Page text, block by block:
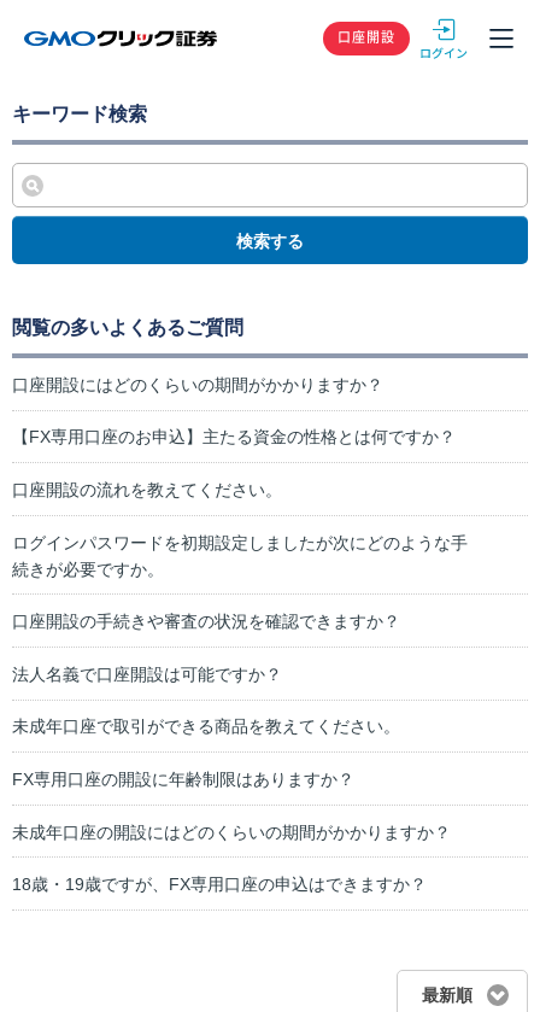
GMOクリック
口座開設
キーワード検索
検索する
閲覧の多いよくあるご質問
口座開設にはどのくらいの期間がかかりますか？
【FX専用口座のお申込】主たる資金の性格とは何ですか？
口座開設の流れを教えてください。
ログインパスワードを初期設定しましたが次にどのような手
続きが必要ですか。
口座開設の手続きや審査の状況を確認できますか？
法人名義で口座開設は可能ですか？
未成年口座で取引ができる商品を教えてください。
FX専用口座の開設に年齢制限はありますか？
未成年口座の開設にはどのくらいの期間がかかりますか？
18歳・19歳ですが、FX専用口座の申込はできますか？
最新順